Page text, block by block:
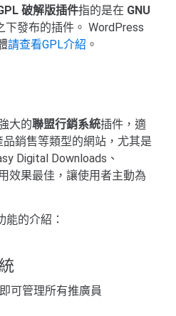
破解版插件指的是在 GNU
下發布的插件。 WordPress
請查看GPL介紹 。
大的聯盟行銷系統插件，適
銷售等類型的網站，尤其是
Digital Downloads、
效果最佳，讓使用者主動為
能的介紹：
可管理所有推廣員